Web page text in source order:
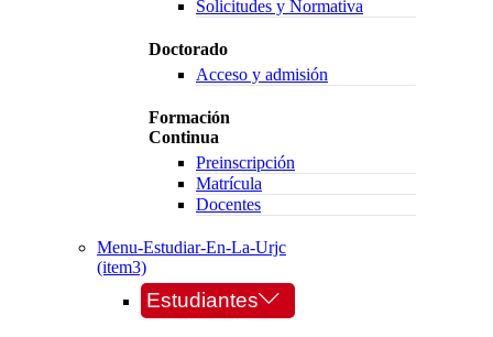
Solicitudes y Normativa
Doctorado
Acceso y admisión
Formación
Continua
Preinscripción
Matrícula
Docentes
Menu-Estudiar-En-La-Urjc
(item3)
Estudiantes